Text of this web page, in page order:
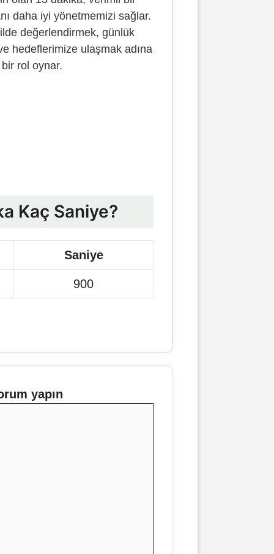
daha iyi yönetmemizi sağlar.
değerlendirmek, günlük
hedeflerimize ulaşmak adına
rol oynar.
Kaç Saniye?
Saniye
900
yapın